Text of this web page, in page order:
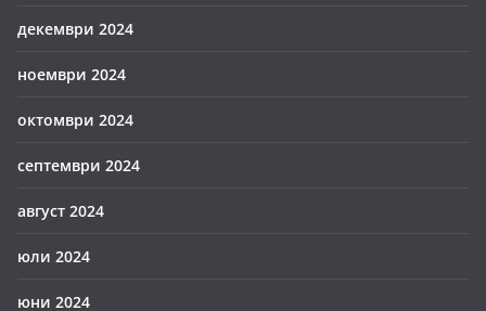
декември 2024
ноември 2024
октомври 2024
септември 2024
август 2024
юли 2024
юни 2024